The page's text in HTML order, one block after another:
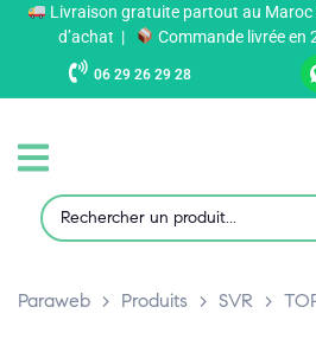
Livraison gratuite partout au Maroc
d’achat |
Commande livrée en
06 29 26 29 28
Paraweb > Produits > SVR >